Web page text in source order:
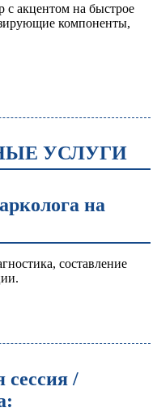
с акцентом на быстрое
компоненты,
УСЛУГИ
на
составление
сессия /